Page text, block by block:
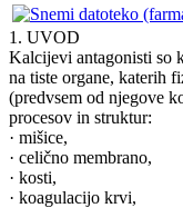
1. UVOD
Kalcijevi antagonisti so
na tiste organe, katerih
(predvsem od njegove
procesov in struktur:
· mišice,
· celično membrano,
· kosti,
· koagulacijo krvi,